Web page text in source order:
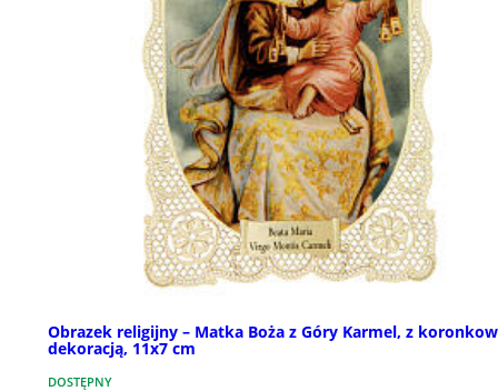
Obrazek religijny – Matka Boża z Góry Karmel, z
dekoracją, 11x7 cm
DOSTĘPNY